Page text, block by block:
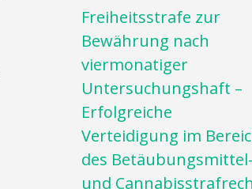
Freiheitsstrafe zur
Bewährung nach
viermonatiger
Untersuchungshaft –
Erfolgreiche
Verteidigung im
des Betäubungsmittel-
und